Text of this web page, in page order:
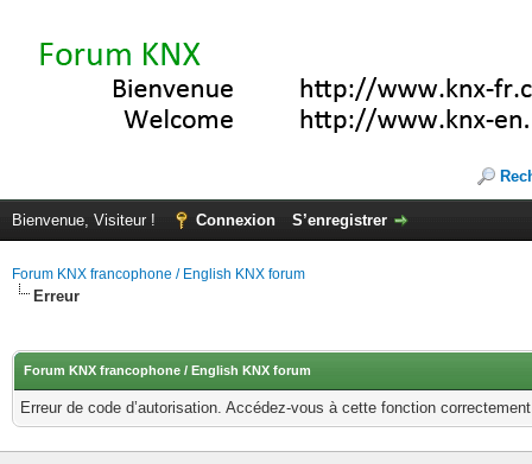
Bienvenue, Visiteur ! Connexion S’enregistrer
Forum KNX francophone / English KNX forum
Erreur
Forum KNX francophone / English KNX forum
Erreur de code d’autorisation. Accédez-vous à cette fonction